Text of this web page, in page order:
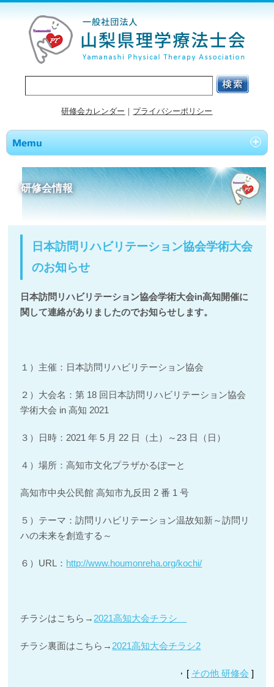
研修会カレンダー ｜ プライバシーポリシー
研修会情報
日本訪問リハビリテーション協会学術大会
のお知らせ
日本訪問リハビリテーション協会学術大会in高知開催に
関して連絡がありましたのでお知らせします。
１）主催：日本訪問リハビリテーション協会
２）大会名：第 18 回日本訪問リハビリテーション協会
学術大会 in 高知 2021
３）日時：2021 年 5 月 22 日（土）～23 日（日）
４）場所：高知市文化プラザかるぽーと
高知市中央公民館 高知市九反田 2 番 1 号
５）テーマ：訪問リハビリテーション温故知新～訪問リ
ハの未来を創造する～
６）URL： http://www.houmonreha.org/kochi/
チラシはこちら→ 2021高知大会チラシ
チラシ裏面はこちら→ 2021高知大会チラシ2
[ その他 研修会 ]